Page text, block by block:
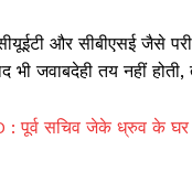
और सीबीएसई जैसे
भी जवाबदेही तय नहीं
: पूर्व सचिव जेके ध्रुव के घर